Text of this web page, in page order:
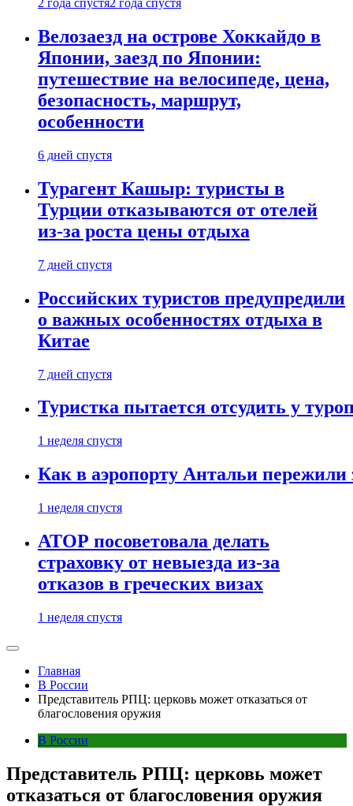
2 года спустя2 года спустя
Велозаезд на острове Хоккайдо в
Японии, заезд по Японии:
путешествие на велосипеде, цена,
безопасность, маршрут,
особенности
6 дней спустя
Турагент Кашыр: туристы в
Турции отказываются от отелей
из-за роста цены отдыха
7 дней спустя
Российских туристов предупредили
о важных особенностях отдыха в
Китае
7 дней спустя
Туристка пытается отсудить у
1 неделя спустя
Как в аэропорту Антальи
1 неделя спустя
АТОР посоветовала делать
страховку от невыезда из-за
отказов в греческих визах
1 неделя спустя
Главная
В России
Представитель РПЦ: церковь может отказаться от
благословения оружия
В России
Представитель РПЦ: церковь может
отказаться от благословения оружия